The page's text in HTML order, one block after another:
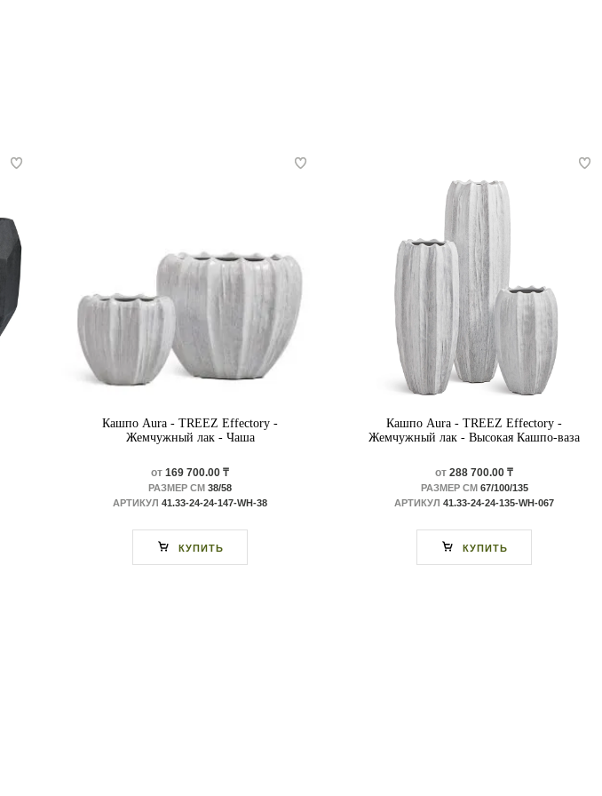
Кашпо Aura - TREEZ Effectory -
Жемчужный лак - Чаша
от 169 700.00 ₸
РАЗМЕР СМ 38/58
АРТИКУЛ 41.33-24-24-147-WH-38
КУПИТЬ
Кашпо Aura - TREEZ Effectory -
Жемчужный лак - Высокая Кашпо-ваза
от 288 700.00 ₸
РАЗМЕР СМ67/100/135
АРТИКУЛ 41.33-24-24-135-WH-067
КУПИТЬ